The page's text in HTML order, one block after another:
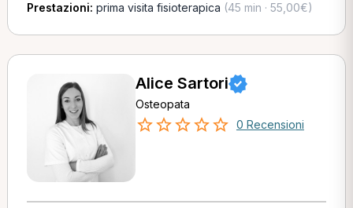
Prestazioni: prima visita fisioterapica (45 min · 55,00€)
Alice Sartori
Osteopata
0 Recensioni